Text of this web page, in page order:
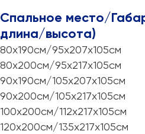
Спальное место/
длина/высота)
80х190см/95х207х105см
80х200см/95х217х105см
90х190см/105х207х105см
90х200см/105х217х105см
100х200см/112х217х105см
120х200см/135х217х105см